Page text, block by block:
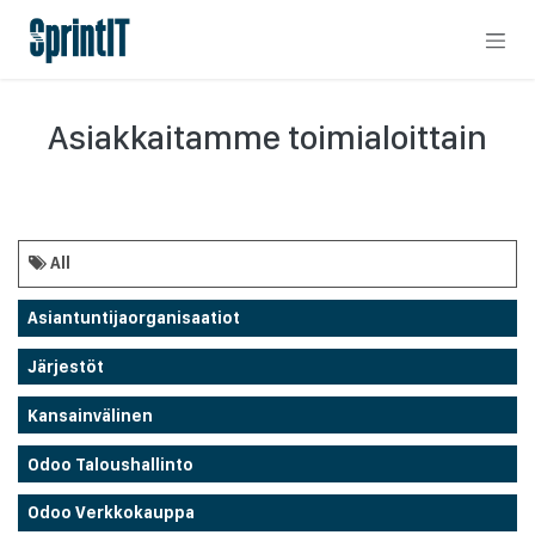
Asiakkaitamme toimialoittain
All
Asiantuntijaorganisaatiot
Järjestöt
Kansainvälinen
Odoo Taloushallinto
Odoo Verkkokauppa